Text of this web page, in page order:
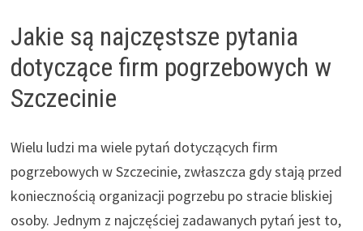
Jakie są najczęstsze pytania
dotyczące firm pogrzebowych w
Szczecinie
Wielu ludzi ma wiele pytań dotyczących firm
pogrzebowych w Szczecinie, zwłaszcza gdy stają przed
koniecznością organizacji pogrzebu po stracie bliskiej
osoby. Jednym z najczęściej zadawanych pytań jest to,